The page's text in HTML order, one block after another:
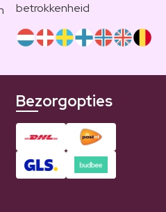
betrokkenheid
Bezorgopties